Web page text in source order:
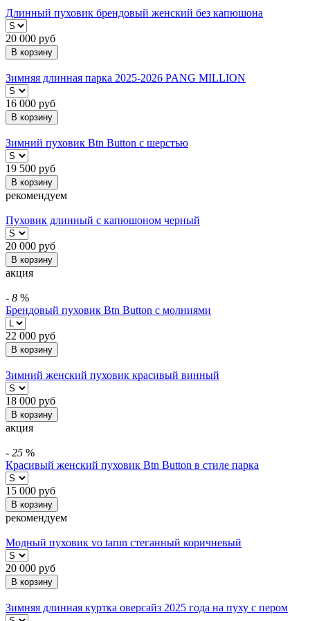
Длинный пуховик брендовый женский без капюшона
20 000 руб
В корзину
Зимняя длинная парка 2025-2026 PANG MILLION
16 000 руб
В корзину
Зимний пуховик Btn Button с шерстью
19 500 руб
В корзину
рекомендуем
Пуховик длинный с капюшоном черный
20 000 руб
В корзину
акция
- 8 %
Брендовый пуховик Btn Button с молниями
22 000 руб
В корзину
Зимний женский пуховик красивый винный
18 000 руб
В корзину
акция
- 25 %
Красивый женский пуховик Btn Button в стиле парка
15 000 руб
В корзину
рекомендуем
Модный пуховик vo tarun стеганный коричневый
20 000 руб
В корзину
Зимняя длинная куртка оверсайз 2025 года на пуху с пером